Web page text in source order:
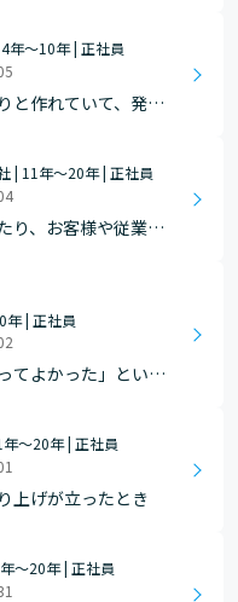
かる仕事」である
また、チームで連帯
られる場面も多く、
年～10年 | 正社員
と作れていて、発注
| 11年～20年 | 正社員
り、お客様や従業員
開発した際に、今ま
いと店舗のパート
上も前年比で２０
年 | 正社員
てよかった」という
ることで、「買い
いることを肌で感
時かと思います。
～20年 | 正社員
上げが立ったとき
～20年 | 正社員